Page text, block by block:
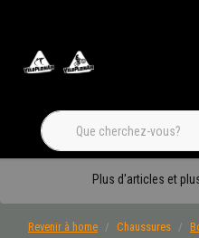
Plus d'articles et
Revenir à home Chaussures